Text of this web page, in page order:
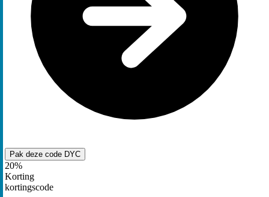
Pak deze code DYC
20%
Korting
kortingscode